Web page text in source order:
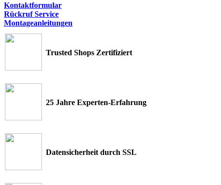
Kontaktformular
Rückruf Service
Montageanleitungen
Trusted Shops Zertifiziert
25 Jahre Experten-Erfahrung
Datensicherheit durch SSL